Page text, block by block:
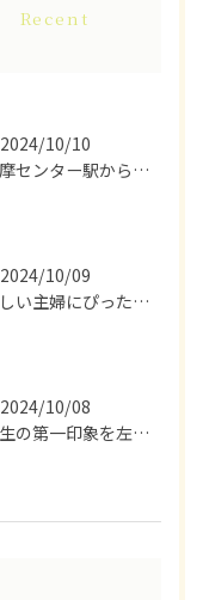
Recent
2024/10/10
多摩センター駅から徒歩圏内！人気のセルフホワイトニングサロン
2024/10/09
忙しい主婦にぴったり！多摩市のセルフホワイトニングサロン
2024/10/08
学生の第一印象を左右する！多摩センター駅のセルフホワイトニングサロン活用術